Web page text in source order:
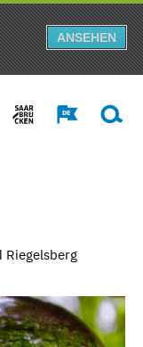
ANSEHEN
Riegelsberg